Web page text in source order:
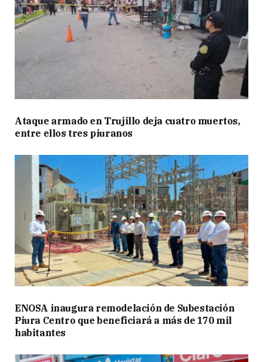
Ataque armado en Trujillo deja cuatro muertos,
entre ellos tres piuranos
ENOSA inaugura remodelación de Subestación
Piura Centro que beneficiará a más de 170 mil
habitantes